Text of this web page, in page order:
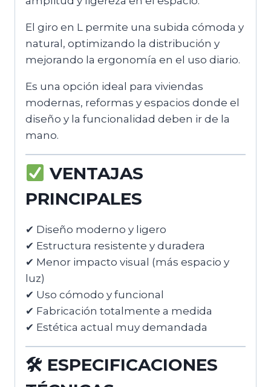
El giro en L permite una subida cómoda y
natural, optimizando la distribución y
mejorando la ergonomía en el uso diario.
Es una opción ideal para viviendas
modernas, reformas y espacios donde el
diseño y la funcionalidad deben ir de la
mano.
VENTAJAS
PRINCIPALES
✔ Diseño moderno y ligero
✔ Estructura resistente y duradera
✔ Menor impacto visual (más espacio y
luz)
✔ Uso cómodo y funcional
✔ Fabricación totalmente a medida
✔ Estética actual muy demandada
🛠 ESPECIFICACIONES